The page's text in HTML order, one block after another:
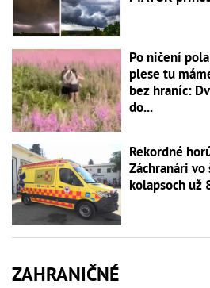
Po ničení
plese tu
bez hraníc:
do...
Rekordné
Záchranári
kolapsoch už
ZAHRANIČNÉ